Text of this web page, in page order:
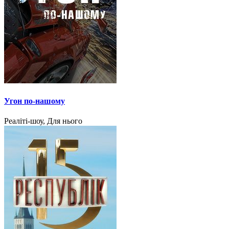
Угон по-нашому
Реаліті-шоу, Для нього